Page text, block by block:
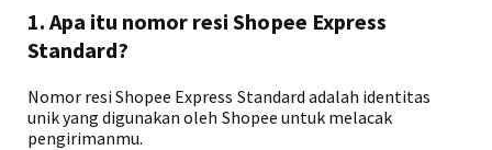
1. Apa itu nomor resi Shopee Express
Standard?
Nomor resi Shopee Express Standard adalah identitas
unik yang digunakan oleh Shopee untuk melacak
pengirimanmu.